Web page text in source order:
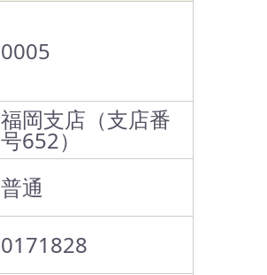
0005
福岡支店（支店番
号652）
普通
0171828